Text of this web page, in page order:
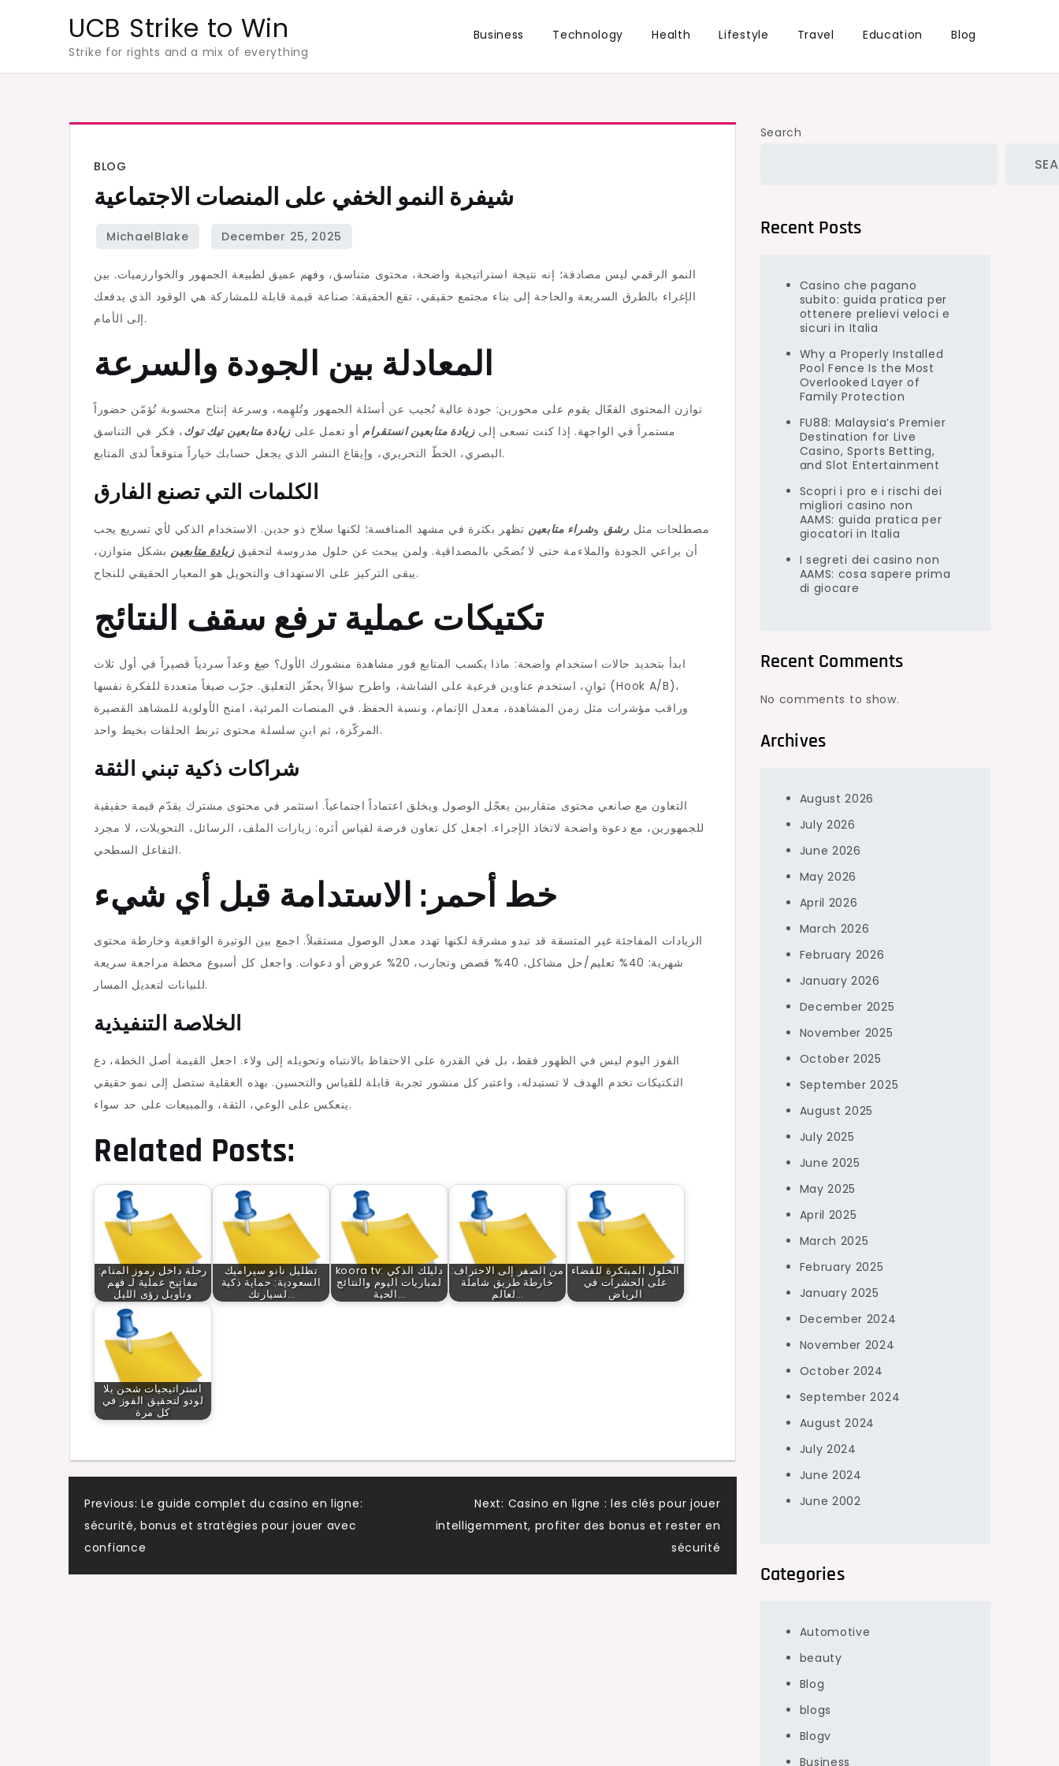
UCB Strike to Win
Strike for rights and a mix of everything
Business Technology Health Lifestyle Travel Education Blog
BLOG
شيفرة النمو الخفي على المنصات الاجتماعية
النمو الرقمي ليس مصادفة؛ إنه نتيجة استراتيجية واضحة، محتوى متناسق، وفهم عميق لطبيعة الجمهور والخوارزميات. بين
الإغراء بالطرق السريعة والحاجة إلى بناء مجتمع حقيقي، تقع الحقيقة: صناعة قيمة قابلة للمشاركة هي الوقود الذي يدفعك
إلى الأمام.
المعادلة بين الجودة والسرعة
توازن المحتوى الفعّال يقوم على محورين: جودة عالية تُجيب عن أسئلة الجمهور وتُلهِمه، وسرعة إنتاج محسوبة تُؤمّن حضوراً
مستمراً في الواجهة. إذا كنت تسعى إلىزيادة متابعين انستقرامأو تعمل علىزيادة متابعين تيك توك، فكر في التناسق
البصري، الخطّ التحريري، وإيقاع النشر الذي يجعل حسابك خياراً متوقعاً لدى المتابع.
الكلمات التي تصنع الفارق
مصطلحات مثل رشق وشراء متابعين تظهر بكثرة في مشهد المنافسة؛ لكنها سلاح ذو حدين. الاستخدام الذكي لأي تسريع يجب
أن يراعي الجودة والملاءمة حتى لا تُضحّي بالمصداقية. ولمن يبحث عن حلول مدروسة لتحقيقزيادة متابعين بشكل متوازن،
يبقى التركيز على الاستهداف والتحويل هو المعيار الحقيقي للنجاح.
تكتيكات عملية ترفع سقف النتائج
ابدأ بتحديد حالات استخدام واضحة: ماذا يكسب المتابع فور مشاهدة منشورك الأول؟ صِغ وعداً سردياً قصيراً في أول ثلاث
ثوانٍ، استخدم عناوين فرعية على الشاشة، واطرح سؤالاً يحفّز التعليق. جرّب صيغاً متعددة للفكرة نفسها (Hook A/B)،
وراقب مؤشرات مثل زمن المشاهدة، معدل الإتمام، ونسبة الحفظ. في المنصات المرئية، امنح الأولوية للمشاهد القصيرة
المركّزة، ثم ابنِ سلسلة محتوى تربط الحلقات بخيط واحد.
شراكات ذكية تبني الثقة
التعاون مع صانعي محتوى متقاربين يعجّل الوصول ويخلق اعتماداً اجتماعياً. استثمر في محتوى مشترك يقدّم قيمة حقيقية
للجمهورين، مع دعوة واضحة لاتخاذ الإجراء. اجعل كل تعاون فرصة لقياس أثره: زيارات الملف، الرسائل، التحويلات، لا مجرد
التفاعل السطحي.
خط أحمر: الاستدامة قبل أي شيء
الزيادات المفاجئة غير المتسقة قد تبدو مشرقة لكنها تهدد معدل الوصول مستقبلاً. اجمع بين الوتيرة الواقعية وخارطة محتوى
شهرية: 40% تعليم/حل مشاكل، 40% قصص وتجارب، 20% عروض أو دعوات. واجعل كل أسبوع محطة مراجعة سريعة
للبيانات لتعديل المسار.
الخلاصة التنفيذية
الفوز اليوم ليس في الظهور فقط، بل في القدرة على الاحتفاظ بالانتباه وتحويله إلى ولاء. اجعل القيمة أصل الخطة، دع
التكتيكات تخدم الهدف لا تستبدله، واعتبر كل منشور تجربة قابلة للقياس والتحسين. بهذه العقلية ستصل إلى نمو حقيقي
ينعكس على الوعي، الثقة، والمبيعات على حد سواء.
Related Posts:
رحلة داخل رموز المنام:
مفاتيح عملية لـ فهم
وتأويل رؤى الليل
تظليل نانو سيراميك
السعودية: حماية ذكية
لسيارتك…
koora tv: دليلك الذكي
لمباريات اليوم والنتائج
الحية…
من الصفر إلى الاحتراف:
خارطة طريق شاملة
لعالم…
الحلول المبتكرة للقضاء
على الحشرات في
الرياض
استراتيجيات شحن يلا
لودو لتحقيق الفوز في
كل مرة
Post
navigation
Previous: Le guide complet du casino en ligne:
sécurité, bonus et stratégies pour jouer avec
confiance
Next: Casino en ligne : les clés pour jouer
intelligemment, profiter des bonus et rester en
sécurité
Search
Recent Posts
Casino che pagano
subito: guida pratica per
ottenere prelievi veloci e
sicuri in Italia
Why a Properly Installed
Pool Fence Is the Most
Overlooked Layer of
Family Protection
FU88: Malaysia’s Premier
Destination for Live
Casino, Sports Betting,
and Slot Entertainment
Scopri i pro e i rischi dei
migliori casino non
AAMS: guida pratica per
giocatori in Italia
I segreti dei casino non
AAMS: cosa sapere prima
di giocare
Recent Comments
No comments to show.
Archives
August 2026
July 2026
June 2026
May 2026
April 2026
March 2026
February 2026
January 2026
December 2025
November 2025
October 2025
September 2025
August 2025
July 2025
June 2025
May 2025
April 2025
March 2025
February 2025
January 2025
December 2024
November 2024
October 2024
September 2024
August 2024
July 2024
June 2024
June 2002
Categories
Automotive
beauty
Blog
blogs
Blogv
Business